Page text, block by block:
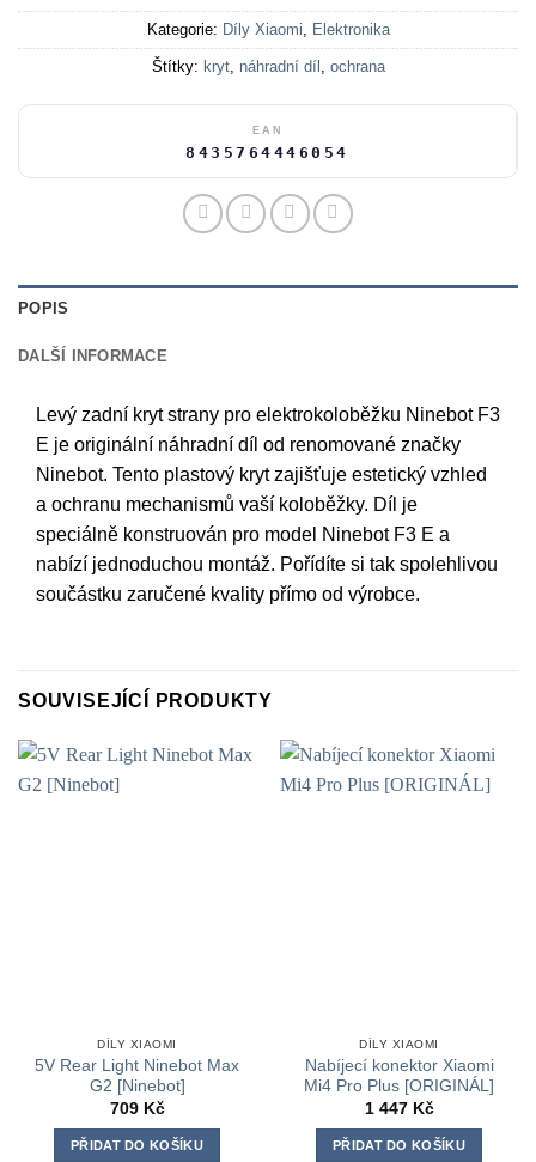
Kategorie: Díly Xiaomi Elektronika
Štítky: kryt, náhradní díl ochrana
EAN
8435764446054
POPIS
DALŠÍ INFORMACE
Levý zadní kryt strany pro elektrokoloběžku Ninebot F3
E je originální náhradní díl od renomované značky
Ninebot. Tento plastový kryt zajišťuje estetický vzhled
a ochranu mechanismů vaší koloběžky. Díl je
speciálně konstruován pro model Ninebot F3 E a
nabízí jednoduchou montáž. Pořídíte si tak spolehlivou
součástku zaručené kvality přímo od výrobce.
SOUVISEJÍCÍ PRODUKTY
DÍLY XIAOMI
5V Rear Light Ninebot Max
G2 [Ninebot]
709 Kč
PŘIDAT DO KOŠÍKU
DÍLY XIAOMI
Nabíjecí konektor Xiaomi
Mi4 Pro Plus [ORIGINÁL]
1 447 Kč
PŘIDAT DO KOŠÍKU